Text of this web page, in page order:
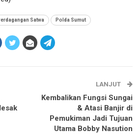
Satwa Polda Sumut
LANJUT
Kembalikan Fungsi Sungai
& Atasi Banjir di
Pemukiman Jadi Tujuan
Utama Bobby Nasution